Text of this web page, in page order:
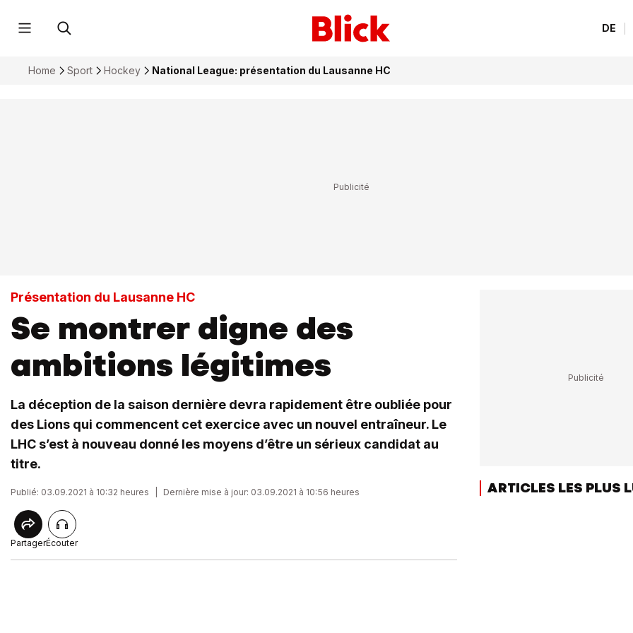
DE
Home Sport Hockey National League: présentation du Lausanne HC
Présentation du Lausanne HC
Se montrer digne des
ambitions légitimes
La déception de la saison dernière devra rapidement être oubliée pour
des Lions qui commencent cet exercice avec un nouvel entraîneur. Le
LHC s’est à nouveau donné les moyens d’être un sérieux candidat au
titre.
Publié: 03.09.2021 à 10:32 heures Dernière mise à jour: 03.09.2021 à 10:56 heures
PartagerÉcouter
ARTICLES LES PLUS